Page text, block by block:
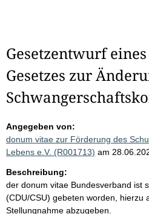
Gesetzentwurf
Gesetzes zur
Angegeben von:
donum vitae zur Förderung des
Lebens e.V. (R001713) am
Beschreibung:
der donum vitae Bundesverband ist
(CDU/CSU) gebeten worden, hierzu
Stellungnahme abzugeben.